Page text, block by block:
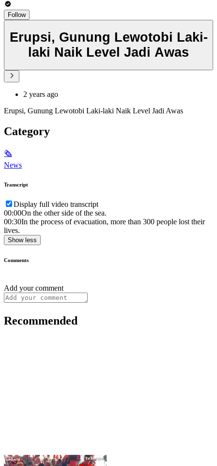
Follow
Erupsi, Gunung Lewotobi Laki-
laki Naik Level Jadi Awas
2 years ago
Erupsi, Gunung Lewotobi Laki-laki Naik Level Jadi Awas
Category
🗞
News
Transcript
Display full video transcript
00:00On the other side of the sea.
00:30In the process of evacuation, more than 300 people lost their
lives.
Show less
Comments
Add your comment
Recommended